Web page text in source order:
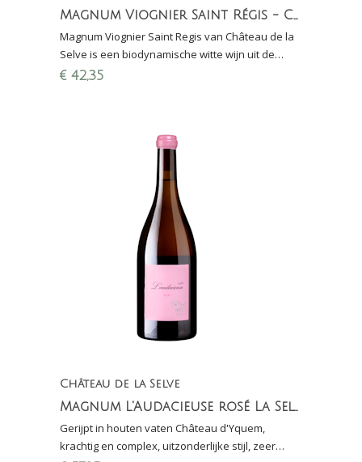
Magnum Viognier Saint Régis - Côteaux de l'Ardèche
Magnum Viognier Saint Regis van Château de la
Selve is een biodynamische witte wijn uit de
Ardèche gerijpt in eiken en amfora; zalvend en
€ 42,35
Château de la Selve
Magnum L'Audacieuse rosé La Selve - IGP Côteaux de l'Ardèche (incl. houten kist)
Gerijpt in houten vaten Château d'Yquem,
krachtig en complex, uitzonderlijke stijl, zeer